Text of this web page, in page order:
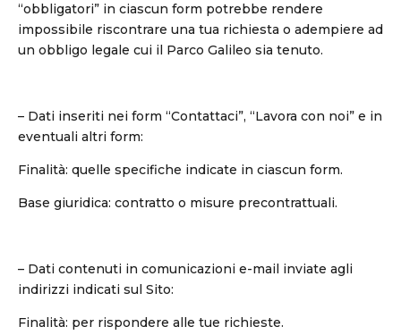
“obbligatori” in ciascun form potrebbe rendere
impossibile riscontrare una tua richiesta o adempiere ad
un obbligo legale cui il Parco Galileo sia tenuto.
– Dati inseriti nei form “Contattaci”, “Lavora con noi” e in
eventuali altri form:
Finalità: quelle specifiche indicate in ciascun form.
Base giuridica: contratto o misure precontrattuali.
– Dati contenuti in comunicazioni e-mail inviate agli
indirizzi indicati sul Sito:
Finalità: per rispondere alle tue richieste.